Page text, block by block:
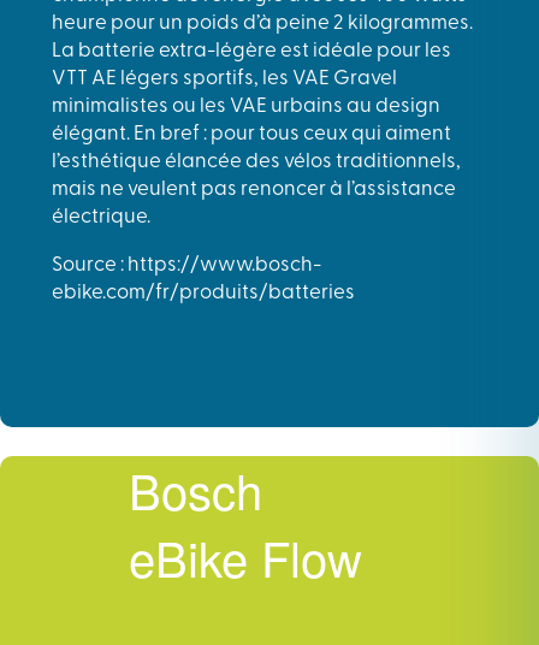
heure pour un poids d’à peine 2 kilogrammes.
La batterie extra-légère est idéale pour les
VTT AE légers sportifs, les VAE Gravel
minimalistes ou les VAE urbains au design
élégant. En bref : pour tous ceux qui aiment
l’esthétique élancée des vélos traditionnels,
mais ne veulent pas renoncer à l’assistance
électrique.
Source : https://www.bosch-
ebike.com/fr/produits/batteries
Bosch
eBike Flow